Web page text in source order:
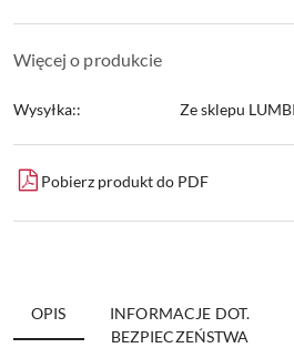
Więcej o produkcie
Wysyłka:: Ze sklepu LUMBI
Pobierz produkt do PDF
OPIS
INFORMACJE DOT.
BEZPIECZEŃSTWA